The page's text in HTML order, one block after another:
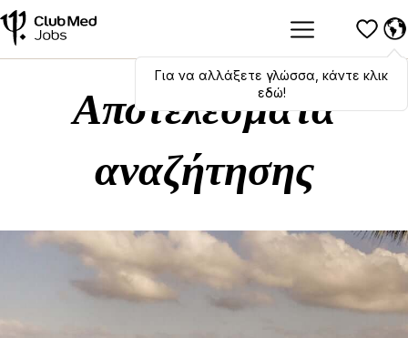
Hola,bonjour ,ciao! To switch
languages, click here!
Για να αλλάξετε γλώσσα, κάντε κλικ
εδώ!
Αποτελέσματα
αναζήτησης